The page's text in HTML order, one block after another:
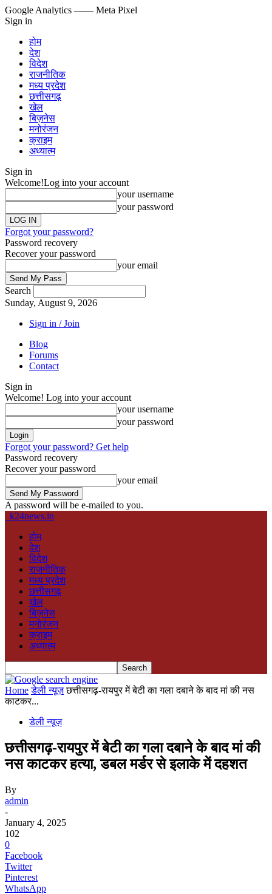
Google Analytics —— Meta Pixel
Sign in
होम
देश
विदेश
राजनीतिक
मध्य प्रदेश
छत्तीसगढ़
खेल
बिज़नेस
मनोरंजन
क्राइम
अध्यात्म
Sign in
Welcome!Log into your account
your username
your password
Forgot your password?
Password recovery
Recover your password
your email
Search
Sunday, August 9, 2026
Sign in / Join
Blog
Forums
Contact
Sign in
Welcome! Log into your account
your username
your password
Forgot your password? Get help
Password recovery
Recover your password
your email
A password will be e-mailed to you.
k24news.in
होम
देश
विदेश
राजनीतिक
मध्य प्रदेश
छत्तीसगढ़
खेल
बिज़नेस
मनोरंजन
क्राइम
अध्यात्म
Home डेली न्यूज़ छत्तीसगढ़-रायपुर में बेटी का गला दबाने के बाद मां की नस
काटकर...
डेली न्यूज़
छत्तीसगढ़-रायपुर में बेटी का गला दबाने के बाद मां की
नस काटकर हत्या, डबल मर्डर से इलाके में दहशत
By
admin
-
January 4, 2025
102
0
Facebook
Twitter
Pinterest
WhatsApp